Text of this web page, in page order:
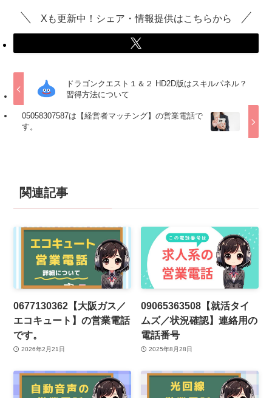
Xも更新中！シェア・情報提供はこちらから
ドラゴンクエスト１＆２ HD2D版はスキルパネル？
習得方法について
05058307587は【経営者マッチング】の営業電話で
す。
関連記事
0677130362【大阪ガス／
エコキュート】の営業電話
です。
2026年2月21日
09065363508【就活タイ
ムズ／状況確認】連絡用の
電話番号
2025年8月28日